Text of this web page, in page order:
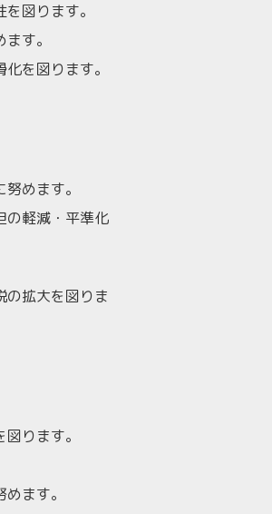
図ります。
す。
を図ります。
めます。
軽減・平準化
拡大を図りま
ります。
ます。